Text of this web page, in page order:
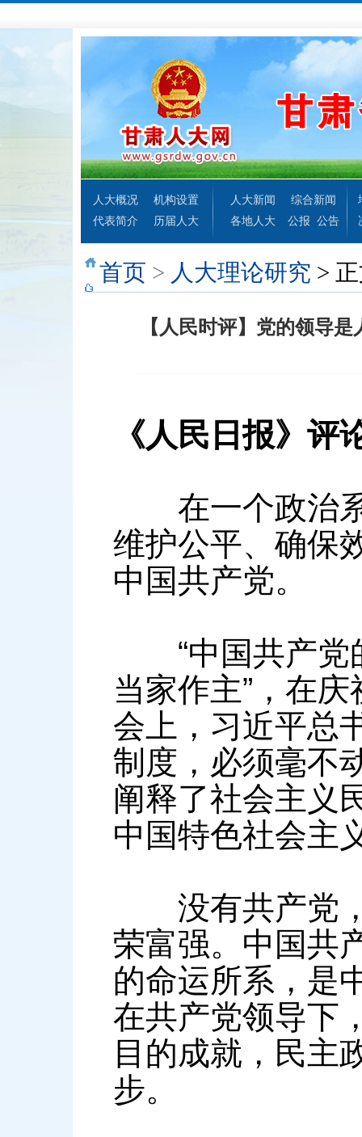
人大概况
机构设置
代表简介
历届人大
人大新闻
综合新闻
各地人大
公报 公告
首页 > 人大理论研究 >
【人民时评】党的领导
《人民日报》评
在一个政治系
维护公平、确保
中国共产党。
“中国共产党
当家作主”，在
会上，习近平总
制度，必须毫不
阐释了社会主义
中国特色社会主
没有共产党，
荣富强。中国共
的命运所系，是
在共产党领导下
目的成就，民主
步。